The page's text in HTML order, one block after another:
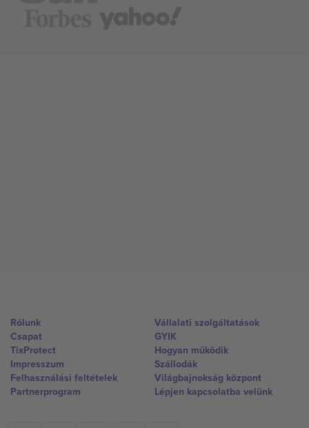
Rólunk
Csapat
TixProtect
Impresszum
Felhasználási feltételek
Partnerprogram
Vállalati szolgáltatások
GYIK
Hogyan működik
Szállodák
Világbajnokság központ
Lépjen kapcsolatba velünk